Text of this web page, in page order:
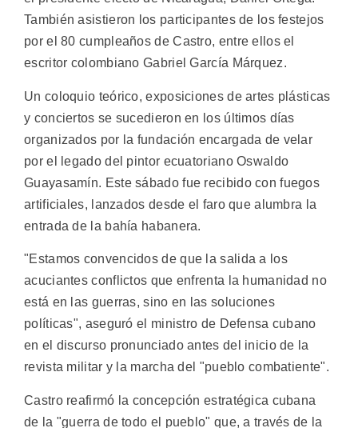
También asistieron los participantes de los festejos
por el 80 cumpleaños de Castro, entre ellos el
escritor colombiano Gabriel García Márquez.
Un coloquio teórico, exposiciones de artes plásticas
y conciertos se sucedieron en los últimos días
organizados por la fundación encargada de velar
por el legado del pintor ecuatoriano Oswaldo
Guayasamín. Este sábado fue recibido con fuegos
artificiales, lanzados desde el faro que alumbra la
entrada de la bahía habanera.
"Estamos convencidos de que la salida a los
acuciantes conflictos que enfrenta la humanidad no
está en las guerras, sino en las soluciones
políticas", aseguró el ministro de Defensa cubano
en el discurso pronunciado antes del inicio de la
revista militar y la marcha del "pueblo combatiente".
Castro reafirmó la concepción estratégica cubana
de la "guerra de todo el pueblo" que, a través de la